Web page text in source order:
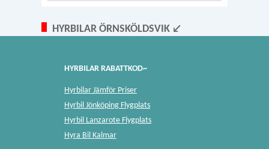
HYRBILAR ÖRNSKÖLDSVIK ↙
HYRBILAR RABATTKOD~
Hyrbilar Jämför Priser
Hyrbil Jönköping Flygplats
Hyrbil Lanzarote Flygplats
Hyra Bil Kalmar